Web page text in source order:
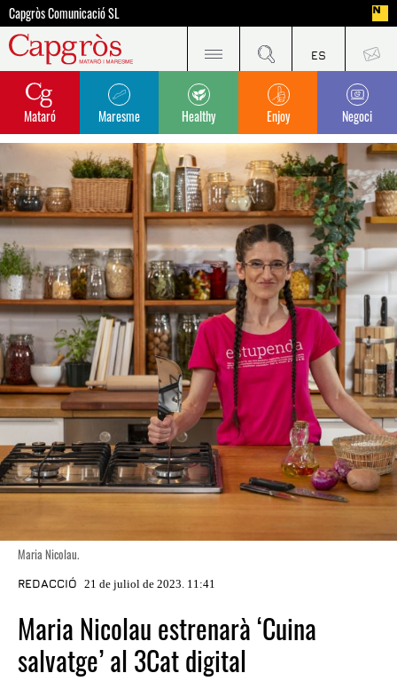
Capgròs Comunicació SL
Mataró Maresme Healthy Enjoy Negoci
Maria Nicolau.
REDACCIÓ 21 de juliol de 2023. 11:41
Maria Nicolau estrenarà ‘Cuina
salvatge’ al 3Cat digital